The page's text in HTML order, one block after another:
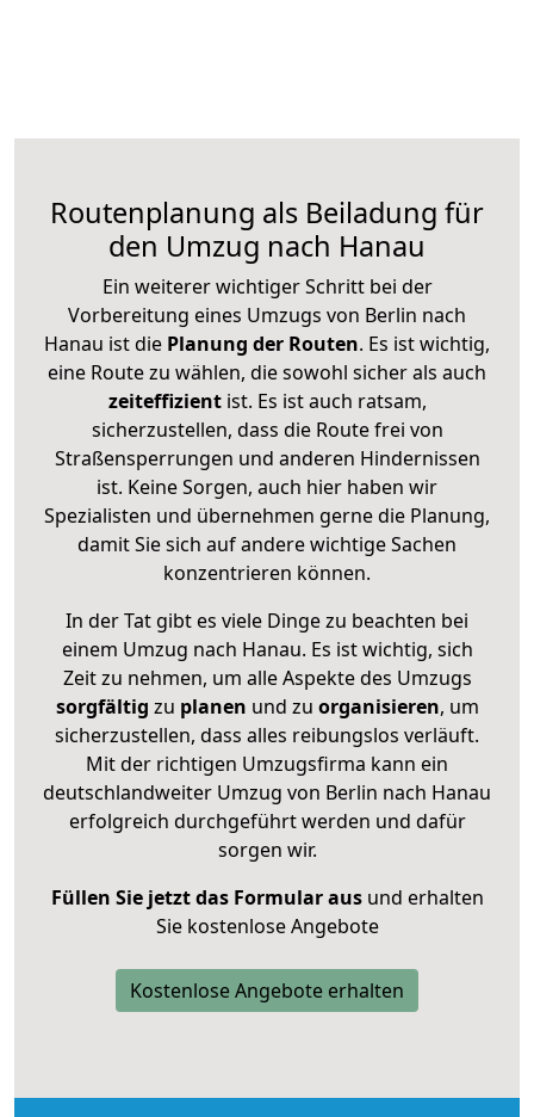
Routenplanung als Beiladung für
den Umzug nach Hanau
Ein weiterer wichtiger Schritt bei der
Vorbereitung eines Umzugs von Berlin nach
Hanau ist die Planung der Routen. Es ist wichtig,
eine Route zu wählen, die sowohl sicher als auch
zeiteffizientist. Es ist auch ratsam,
sicherzustellen, dass die Route frei von
Straßensperrungen und anderen Hindernissen
ist. Keine Sorgen, auch hier haben wir
Spezialisten und übernehmen gerne die Planung,
damit Sie sich auf andere wichtige Sachen
konzentrieren können.
In der Tat gibt es viele Dinge zu beachten bei
einem Umzug nach Hanau. Es ist wichtig, sich
Zeit zu nehmen, um alle Aspekte des Umzugs
sorgfältig zu planen und zu organisieren, um
sicherzustellen, dass alles reibungslos verläuft.
Mit der richtigen Umzugsfirma kann ein
deutschlandweiter Umzug von Berlin nach Hanau
erfolgreich durchgeführt werden und dafür
sorgen wir.
Füllen Sie jetzt das Formular ausund erhalten
Sie kostenlose Angebote
Kostenlose Angebote erhalten